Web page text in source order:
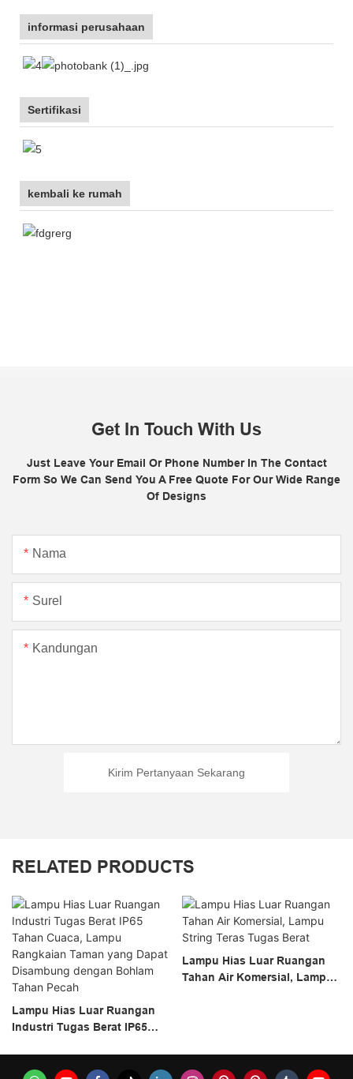
informasi perusahaan
Sertifikasi
kembali ke rumah
Get In Touch With Us
Just Leave Your Email Or Phone Number In The Contact
Form So We Can Send You A Free Quote For Our Wide Range
Of Designs
Nama
Surel
Kandungan
Kirim Pertanyaan Sekarang
RELATED PRODUCTS
Lampu Hias Luar Ruangan
Industri Tugas Berat IP65
Lampu Hias Luar Ruangan
Tahan Air Komersial, Lampu